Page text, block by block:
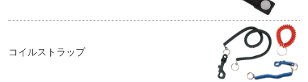
コイルストラップ